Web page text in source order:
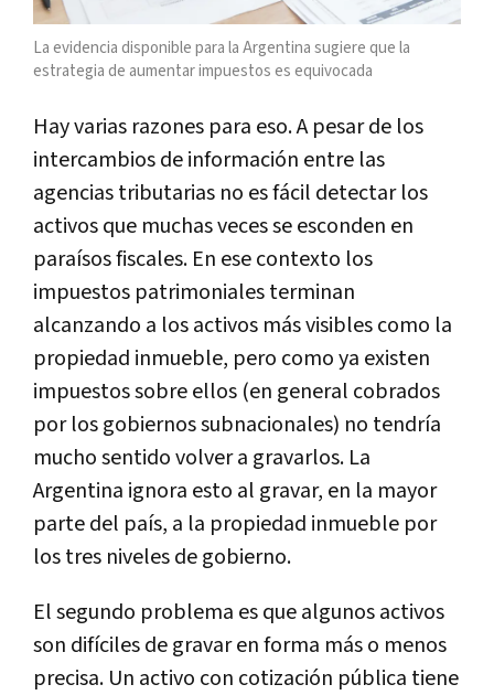
La evidencia disponible para la Argentina sugiere que la
estrategia de aumentar impuestos es equivocada
Hay varias razones para eso. A pesar de los
intercambios de información entre las
agencias tributarias no es fácil detectar los
activos que muchas veces se esconden en
paraísos fiscales. En ese contexto los
impuestos patrimoniales terminan
alcanzando a los activos más visibles como la
propiedad inmueble, pero como ya existen
impuestos sobre ellos (en general cobrados
por los gobiernos subnacionales) no tendría
mucho sentido volver a gravarlos. La
Argentina ignora esto al gravar, en la mayor
parte del país, a la propiedad inmueble por
los tres niveles de gobierno.
El segundo problema es que algunos activos
son difíciles de gravar en forma más o menos
precisa. Un activo con cotización pública tiene